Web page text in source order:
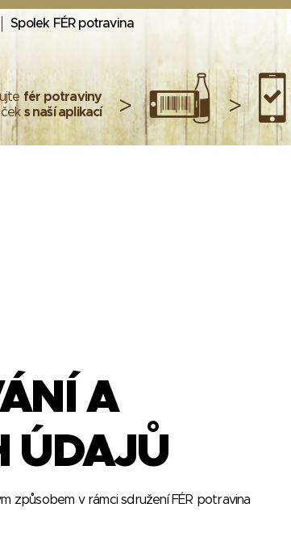
Spolek FÉR potravina
fér potraviny
s naší aplikací > >
A
ÚDAJŮ
způsobem v rámci sdružení FÉR potravina